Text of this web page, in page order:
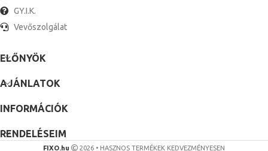
GY.I.K.
Vevőszolgálat
ELŐNYÖK
AJÁNLATOK
INFORMÁCIÓK
RENDELÉSEIM
FIXO.hu 2026 • HASZNOS TERMÉKEK KEDVEZMÉNYESEN